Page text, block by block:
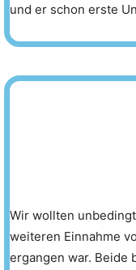
und er schon erste
Wir wollten
weiteren Einnahme
ergangen war. Beide